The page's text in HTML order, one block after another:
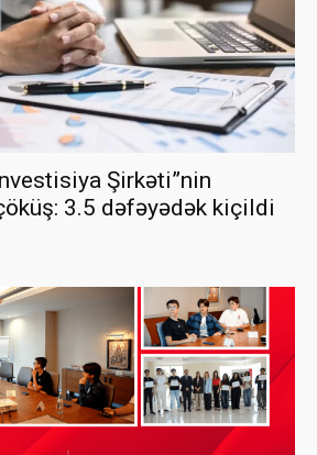
Şirkəti”nin
3.5 dəfəyədək kiçildi